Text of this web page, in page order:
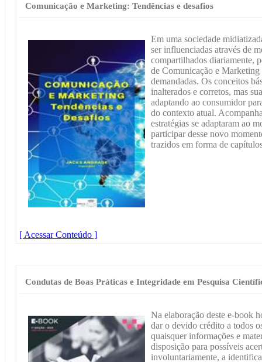
Comunicação e Marketing: Tendências e desafios
Em uma sociedade
ser influenciadas através de
compartilhados diariamente,
de Comunicação e Marketing
demandadas. Os conceitos
inalterados e corretos, mas
adaptando ao consumidor
do contexto atual.
estratégias se adaptaram ao
participar desse novo
trazidos em forma de
[ Acessar Conteúdo ]
Condutas de Boas Práticas e Integridade em Pesquisa
Na elaboração deste e-book
dar o devido crédito a todos
quaisquer informações e
disposição para possíveis
involuntariamente, a